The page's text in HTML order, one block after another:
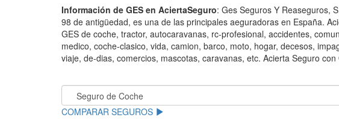
Información de GES en AciertaSeguro: Ges Seguros Y Reaseguros,
98 de antigüedad, es una de las principales aeguradoras en España.
GES de coche, tractor, autocaravanas, rc-profesional, accidentes,
medico, coche-clasico, vida, camion, barco, moto, hogar, decesos,
viaje, de-dias, comercios, mascotas, caravanas, etc. Acierta Seguro con
COMPARAR SEGUROS